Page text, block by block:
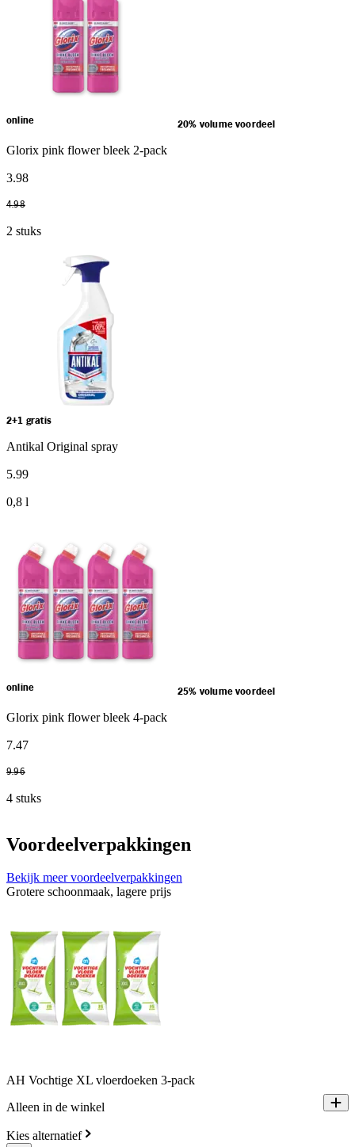
online 20% volume voordeel
Glorix pink flower bleek 2-pack
3.98
4.98
2 stuks
2+1 gratis
Antikal Original spray
5.99
0,8 l
online 25% volume voordeel
Glorix pink flower bleek 4-pack
7.47
9.96
4 stuks
Voordeelverpakkingen
Bekijk meer voordeelverpakkingen
Grotere schoonmaak, lagere prijs
AH Vochtige XL vloerdoeken 3-pack
Alleen in de winkel
Kies alternatief